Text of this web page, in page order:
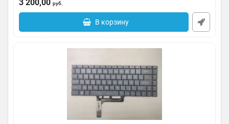
3 200,00 руб.
В корзину